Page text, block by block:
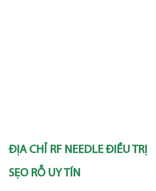
ĐỊA CHỈ RF NEEDLE ĐIỀU TRỊ
SẸO RỖ UY TÍN